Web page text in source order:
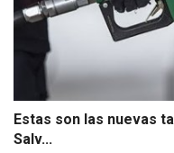
Estas son las nuevas
Salv...